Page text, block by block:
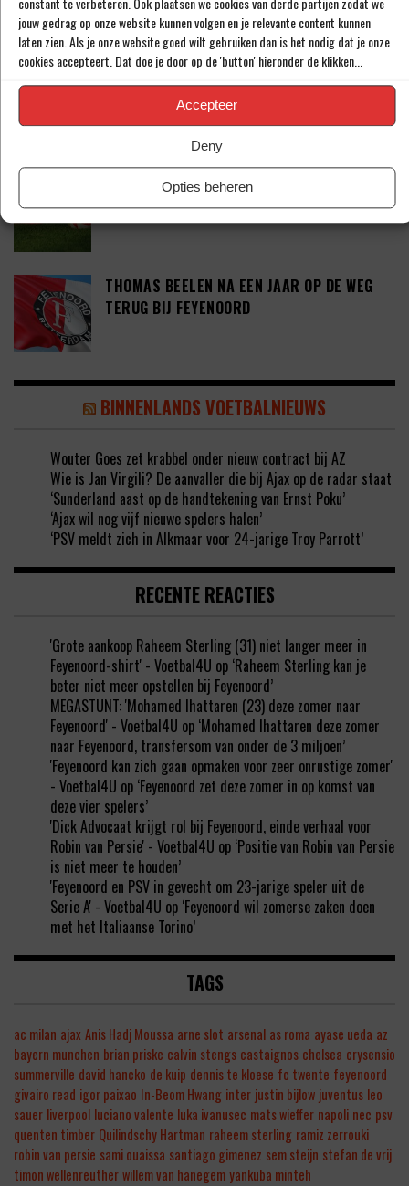
jouw gedrag op onze website kunnen volgen en je relevante content kunnen
laten zien. Als je onze website goed wilt gebruiken dan is het nodig dat je onze
cookies accepteert. Dat doe je door op de 'button' hieronder de klikken...
Accepteer
Deny
Opties beheren
IETS EXTRA’S’
DEFINITIEF: IN-BEOM HWANG ZET LOOPBAAN
VOORT BIJ FC PORTO
‘CRYSENSIO SUMMERVILLE DICHT BIJ
AKKOORD MET AS ROMA’
THOMAS BEELEN NA EEN JAAR OP DE WEG
TERUG BIJ FEYENOORD
BINNENLANDS VOETBALNIEUWS
Wouter Goes zet krabbel onder nieuw contract bij AZ
Wie is Jan Virgili? De aanvaller die bij Ajax op de radar staat
‘Sunderland aast op de handtekening van Ernst Poku’
‘Ajax wil nog vijf nieuwe spelers halen’
‘PSV meldt zich in Alkmaar voor 24-jarige Troy Parrott’
RECENTE REACTIES
'Grote aankoop Raheem Sterling (31) niet langer meer in
Feyenoord-shirt' - Voetbal4U op ‘Raheem Sterling kan je
beter niet meer opstellen bij Feyenoord’
MEGASTUNT: 'Mohamed Ihattaren (23) deze zomer naar
Feyenoord' - Voetbal4U op ‘Mohamed Ihattaren deze zomer
naar Feyenoord, transfersom van onder de 3 miljoen’
'Feyenoord kan zich gaan opmaken voor zeer onrustige zomer'
- Voetbal4U op ‘Feyenoord zet deze zomer in op komst van
deze vier spelers’
'Dick Advocaat krijgt rol bij Feyenoord, einde verhaal voor
Robin van Persie' - Voetbal4U op ‘Positie van Robin van Persie
is niet meer te houden’
'Feyenoord en PSV in gevecht om 23-jarige speler uit de
Serie A' - Voetbal4U op ‘Feyenoord wil zomerse zaken doen
met het Italiaanse Torino’
TAGS
ac milan ajax Anis Hadj Moussa arne slot arsenal as roma ayase ueda az
bayern munchen brian priske calvin stengs castaignos chelsea crysensio
summerville david hancko de kuip dennis te kloese fc twente feyenoord
givairo read igor paixao In-Beom Hwang inter justin bijlow juventus leo
sauer liverpool luciano valente luka ivanusec mats wieffer napoli nec psv
quenten timber Quilindschy Hartman raheem sterling ramiz zerrouki
robin van persie sami ouaissa santiago gimenez sem steijn stefan de vrij
timon wellenreutherwillem van hanegemyankuba minteh